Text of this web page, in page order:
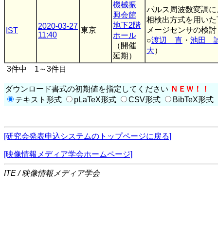
IST
2020-03-27
11:40
東京
機械振
興会館
地下2階
ホール
（開催
延期）
パルス周波数変調
相検出方式を用い
メージセンサの検討
○渡辺 直 ・ 池田
大）
3件中 1～3件目
ダウンロード書式の初期値を指定してください ＮＥＷ！！
テキスト形式
pLaTeX形式 CSV形式 BibTeX形式
[研究会発表申込システムのトップページに戻る]
[映像情報メディア学会ホームページ]
ITE / 映像情報メディア学会